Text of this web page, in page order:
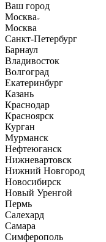
Ваш город
Москва
Москва
Санкт-Петербург
Барнаул
Владивосток
Волгоград
Екатеринбург
Казань
Краснодар
Красноярск
Курган
Мурманск
Нефтеюганск
Нижневартовск
Нижний Новгород
Новосибирск
Новый Уренгой
Пермь
Салехард
Самара
Симферополь